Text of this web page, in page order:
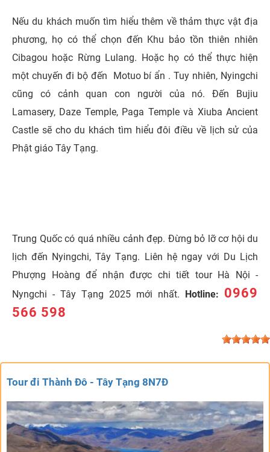
Nếu du khách muốn tìm hiểu thêm về thảm thực vật địa
phương, họ có thể chọn đến Khu bảo tồn thiên nhiên
Cibagou hoặc Rừng Lulang. Hoặc họ có thể thực hiện
một chuyến đi bộ đến Motuo bí ẩn . Tuy nhiên, Nyingchi
cũng có cảnh quan con người của nó. Đến Bujiu
Lamasery, Daze Temple, Paga Temple và Xiuba Ancient
Castle sẽ cho du khách tìm hiểu đôi điều về lịch sử của
Phật giáo Tây Tạng.
Trung Quốc có quá nhiều cảnh đẹp. Đừng bỏ lỡ cơ hội du
lịch đến Nyingchi, Tây Tạng. Liên hệ ngay với Du Lịch
Phượng Hoàng để nhận được chi tiết tour Hà Nội -
Nyngchi - Tây Tạng 2025 mới nhất.
Hotline: 0969
566 598
Tour đi Thành Đô - Tây Tạng 8N7Đ